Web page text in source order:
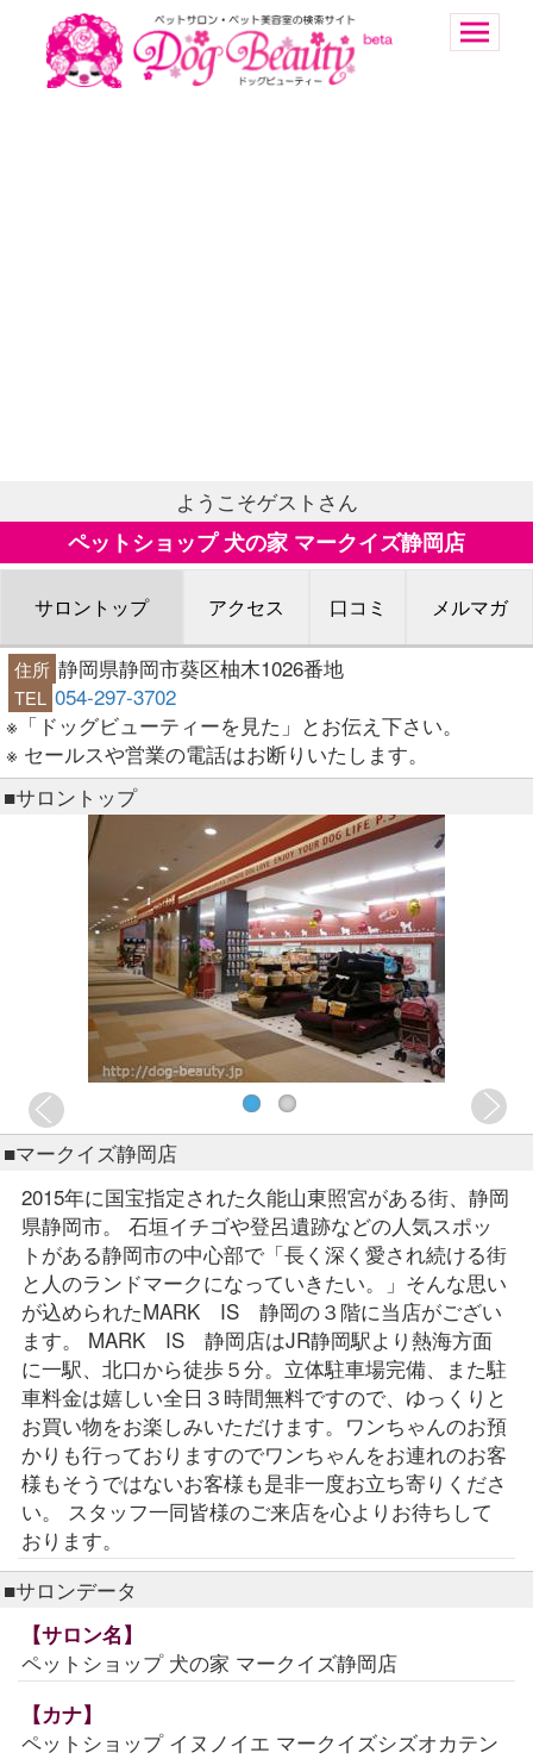
ようこそゲストさん
ペットショップ 犬の家 マークイズ静岡店
サロントップ アクセス 口コミ メルマガ
住所 静岡県静岡市葵区柚木1026番地
TEL 054-297-3702
※「ドッグビューティーを見た」とお伝え下さい。
※ セールスや営業の電話はお断りいたします。
■サロントップ
■マークイズ静岡店
2015年に国宝指定された久能山東照宮がある街、静岡
県静岡市。 石垣イチゴや登呂遺跡などの人気スポッ
トがある静岡市の中心部で「長く深く愛され続ける街
と人のランドマークになっていきたい。」そんな思い
が込められたMARK IS 静岡の３階に当店がござい
ます。 MARK IS 静岡店はJR静岡駅より熱海方面
に一駅、北口から徒歩５分。立体駐車場完備、また駐
車料金は嬉しい全日３時間無料ですので、ゆっくりと
お買い物をお楽しみいただけます。ワンちゃんのお預
かりも行っておりますのでワンちゃんをお連れのお客
様もそうではないお客様も是非一度お立ち寄りくださ
い。 スタッフ一同皆様のご来店を心よりお待ちして
おります。
■サロンデータ
【サロン名】
ペットショップ 犬の家 マークイズ静岡店
【カナ】
ペットショップ イヌノイエ マークイズシズオカテン